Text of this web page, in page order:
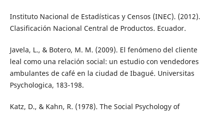
Instituto Nacional de Estadísticas y Censos (INEC). (2012).
Clasificación Nacional Central de Productos. Ecuador.
Javela, L., & Botero, M. M. (2009). El fenómeno del cliente
leal como una relación social: un estudio con vendedores
ambulantes de café en la ciudad de Ibagué. Universitas
Psychologica, 183-198.
Katz, D., & Kahn, R. (1978). The Social Psychology of